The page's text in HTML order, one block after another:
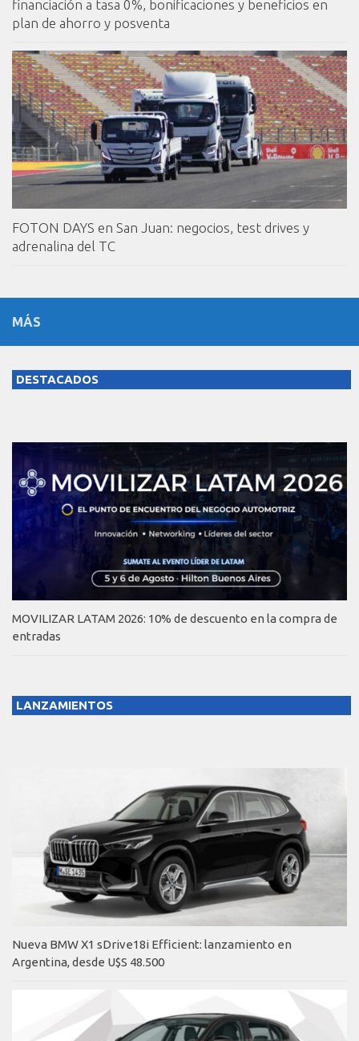
financiación a tasa 0%, bonificaciones y beneficios en
plan de ahorro y posventa
FOTON DAYS en San Juan: negocios, test drives y
adrenalina del TC
MÁS
DESTACADOS
MOVILIZAR LATAM 2026: 10% de descuento en la compra de
entradas
LANZAMIENTOS
Nueva BMW X1 sDrive18i Efficient: lanzamiento en
Argentina, desde U$S 48.500